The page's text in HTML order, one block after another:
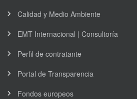
Calidad y Medio Ambiente
EMT Internacional | Consultoría
Perfil de contratante
Portal de Transparencia
Fondos europeos